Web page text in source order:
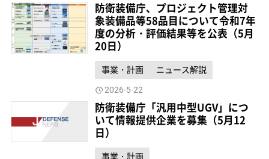
防衛装備庁、プロジェクト管理対
象装備品等58品目について令和7年
度の分析・評価結果等を公表（5月
20日）
事業・計画 ニュース解説
2026-5-22
防衛装備庁「汎用中型UGV」につ
いて情報提供企業を募集（5月12
日）
事業・計画